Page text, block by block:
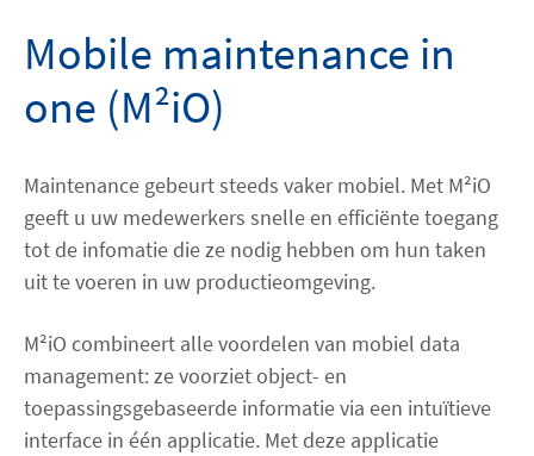
Mobile maintenance in
one (M²iO)
Maintenance gebeurt steeds vaker mobiel. Met M²iO
geeft u uw medewerkers snelle en efficiënte toegang
tot de infomatie die ze nodig hebben om hun taken
uit te voeren in uw productieomgeving.
M²iO combineert alle voordelen van mobiel data
management: ze voorziet object- en
toepassingsgebaseerde informatie via een intuïtieve
interface in één applicatie. Met deze applicatie